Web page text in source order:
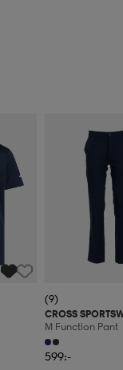
(9)
CROSS
M Function Pant
599:-